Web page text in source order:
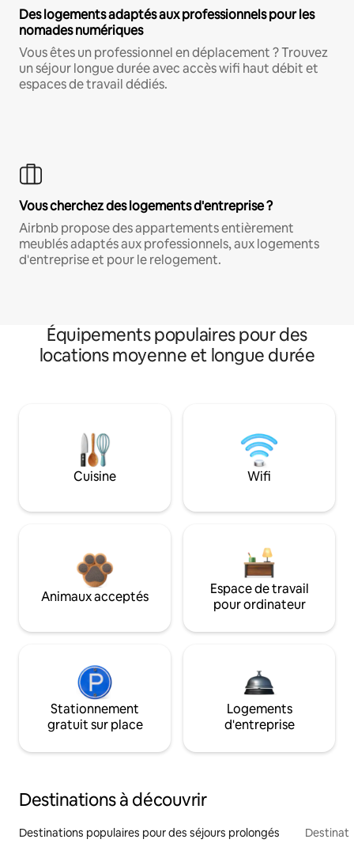
Des logements adaptés aux professionnels pour les
nomades numériques
Vous êtes un professionnel en déplacement ? Trouvez
un séjour longue durée avec accès wifi haut débit et
espaces de travail dédiés.
Vous cherchez des logements d'entreprise ?
Airbnb propose des appartements entièrement
meublés adaptés aux professionnels, aux logements
d'entreprise et pour le relogement.
Équipements populaires pour des
locations moyenne et longue durée
Cuisine Wifi
Animaux acceptés
Espace de travail
pour ordinateur
Stationnement
gratuit sur place
Logements
d'entreprise
Destinations à découvrir
Destinations populaires pour des séjours prolongés